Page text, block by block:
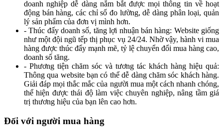
doanh nghiệp dễ dàng nắm bắt được mọi thông tin về hoạt
động bán hàng, các chỉ số đo lường, dễ dàng phân loại, quản
lý sản phẩm của đơn vị mình hơn.
- Thúc đấy doanh số, tăng lợi nhuận bán hàng: Website giống
như một đội ngũ tếp thị phục vụ 24/24. Nhờ vậy, hành vi mua
hàng được thúc đẩy mạnh mẽ, tỷ lệ chuyển đổi mua hàng cao,
doanh số tăng.
- Phương tiện chăm sóc và tương tác khách hàng hiệu quả:
Thông qua website bạn có thể dễ dàng chăm sóc khách hàng.
Giải đáp mọi thắc mắc của người mua một cách nhanh chóng,
thể hiện được thái độ làm việc chuyên nghiệp, nâng tầm giá
trị thương hiệu của bạn lên cao hơn.
Đối với người mua hàng